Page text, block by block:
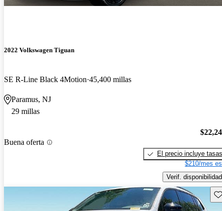
2022 Volkswagen Tiguan
SE R-Line Black 4Motion 45,400 millas
Paramus, NJ
29 millas
Buena oferta
El precio incluye tasas
$210/mes
Verif. disponibilidad